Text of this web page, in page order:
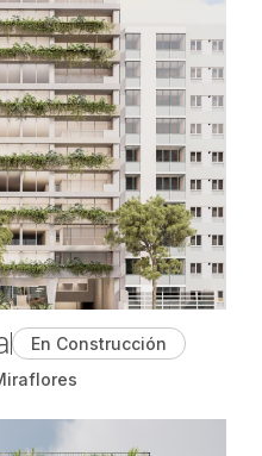
En Construcción